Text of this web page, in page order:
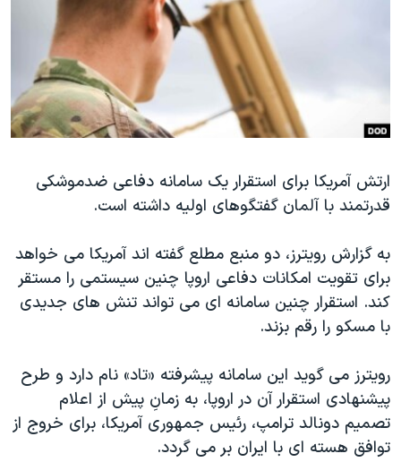
علم و فناوری
گالری عکس
آرشیو پخش زنده
انتخابات ریاست جمهوری آمریکا ۲۰۲۴
حمله جمهوری اسلامی به اسرائیل
اعتراضات زن، زندگی، آزادی
مجموعه مستندهای دادخواهی
دادگاه حمید نوری
چهل سال گروگان‌گیری
قانون شفافیت دارائی کادر رهبری ایران
اعتراضات مردمی آبان ۹۸
اسرائیل در جنگ
نرگس محمدی برنده جایزه نوبل صلح
زبانهای مختلف
ارتش آمریکا برای استقرار یک سامانه دفاعی ضدموشکی
قدرتمند با آلمان گفتگوهای اولیه داشته است.
به گزارش رویترز، دو منبع مطلع گفته اند آمریکا می خواهد
برای تقویت امکانات دفاعی اروپا چنین سیستمی را مستقر
کند. استقرار چنین سامانه ای می تواند تنش های جدیدی
با مسکو را رقم بزند.
رویترز می گوید این سامانه پیشرفته «تاد» نام دارد و طرح
پیشنهادی استقرار آن در اروپا، به زمانِ پیش از اعلام
تصمیم دونالد ترامپ، رئیس جمهوری آمریکا، برای خروج از
توافق هسته ای با ایران بر می گردد.